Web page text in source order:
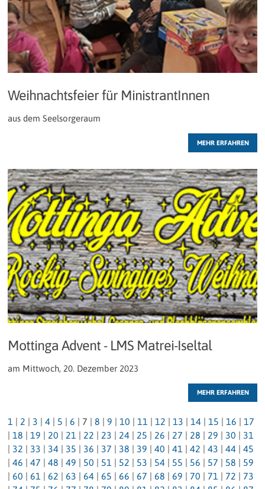
Weihnachtsfeier für MinistrantInnen
aus dem Seelsorgeraum
MEHR ERFAHREN
Mottinga Advent - LMS Matrei-Iseltal
am Mittwoch, 20. Dezember 2023
MEHR ERFAHREN
1 | 2 | 3 | 4 | 5 | 6 | 7 | 8 | 9 | 10 | 11 | 12 | 13 | 14 | 15 | 16 | 17
| 18 | 19 | 20 | 21 | 22 | 23 | 24 | 25 | 26 | 27 | 28 | 29 | 30 | 31
| 32 | 33 | 34 | 35 | 36 | 37 | 38 | 39 | 40 | 41 | 42 | 43 | 44 | 45
| 46 | 47 | 48 | 49 | 50 | 51 | 52 | 53 | 54 | 55 | 56 | 57 | 58 | 59
| 60 | 61 | 62 | 63 | 64 | 65 | 66 | 67 | 68 | 69 | 70 | 71 | 72 | 73